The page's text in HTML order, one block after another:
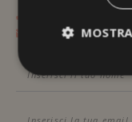
Contattami
Contattami Via